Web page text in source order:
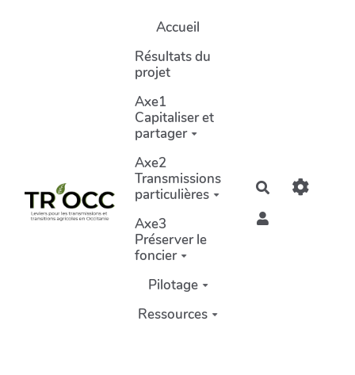
Aller au contenu principalAccueil
Résultats du
projet
Axe1
Capitaliser et
partager
Axe2
Transmissions
particulières
Axe3
Préserver le
foncier
Pilotage
Ressources
Rechercher